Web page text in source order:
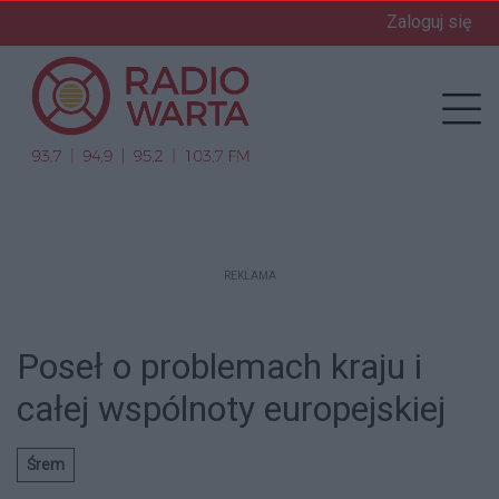
Zaloguj się
REKLAMA
Poseł o problemach kraju i
całej wspólnoty europejskiej
Śrem